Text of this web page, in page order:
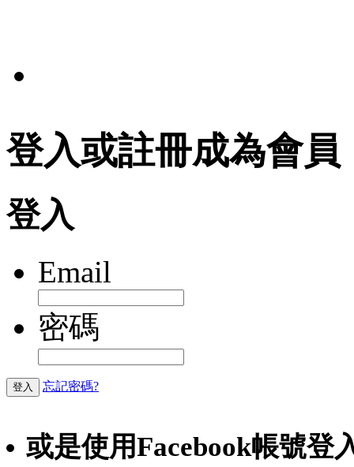
登入或註冊成為會員
登入
Email
密碼
登入 忘記密碼?
或是使用Facebook帳號登